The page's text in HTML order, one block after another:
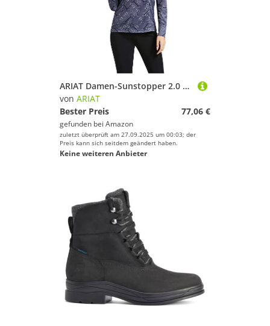
ARIAT Damen-Sunstopper 2.0 1/4 Zip Baselayer 10030429 - Char Bit Womens Size - XS
von ARIAT
Bester Preis
77,06 €
gefunden bei Amazon
zuletzt überprüft am 27.09.2025 um 00:03; der
Preis kann sich seitdem geändert haben.
Keine weiteren Anbieter